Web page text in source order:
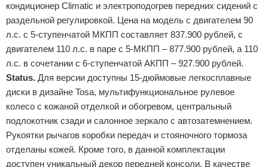
кондиционер Climatic и электроподогрев передних сидений с
раздельной регулировкой. Цена на модель с двигателем 90
л.с. с 5-ступенчатой МКПП составляет 837.900 рублей, с
двигателем 110 л.с. в паре с 5-МКПП – 877.900 рублей, а 110
л.с. в сочетании с 6-ступенчатой АКПП – 927.900 рублей.
Status. Для версии доступны 15-дюймовые легкосплавные
диски в дизайне Tosa, мультифункциональное рулевое
колесо с кожаной отделкой и обогревом, центральный
подлокотник сзади и салонное зеркало с автозатемнением.
Рукоятки рычагов коробки передач и стояночного тормоза
отделаны кожей. Кроме того, в данной комплектации
доступен уникальный декор передней консоли. В качестве